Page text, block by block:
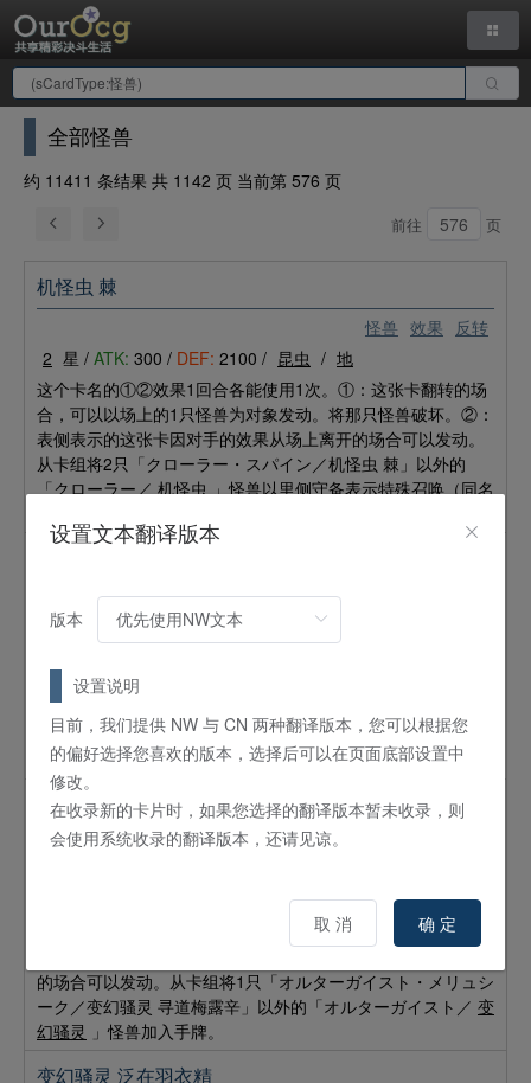
全部怪兽
约 11411 条结果 共 1142 页 当前第 576 页
前往 页
怪兽 效果 反转
机怪虫 棘
2 星 / ATK: 300 / DEF: 2100 / 昆虫 / 地
这个卡名的①②效果1回合各能使用1次。①：这张卡翻转的场
合，可以以场上的1只怪兽为对象发动。将那只怪兽破坏。②：
表侧表示的这张卡因对手的效果从场上离开的场合可以发动。
从卡组将2只「クローラー・スパイン／机怪虫 棘」以外的
「クローラー／机怪虫 」怪兽以里侧守备表示特殊召唤（同名
5 星 / ATK:0 /DEF:2400 / /
合，对手怪兽的攻击宣言时可以发动。将这张卡从手牌特殊召
唤，使那次攻击无效。②：这张卡特殊召唤成功的场合，可以
以对手场上的1张表侧表示的卡为对象发动。这只怪兽以表侧表
示存在期间，那张卡的效果无效。
变幻骚灵 寻道梅露辛
这个卡名的③效果1回合只能使用1次。①：这张卡可以直接攻
击。②：这张卡给予对手战斗伤害时，可以以对手场上的1张卡
的场合可以发动。从卡组将1只「オルターガイスト・メリュシ
ーク／变幻骚灵 寻道梅露辛」以外的「オルターガイスト／ 变
幻骚灵 」怪兽加入手牌。
变幻骚灵 泛在羽衣精
设置文本翻译版本
版本
设置说明
目前，我们提供 NW 与 CN 两种翻译版本，您可以根据您
的偏好选择您喜欢的版本，选择后可以在页面底部设置中
修改。
在收录新的卡片时，如果您选择的翻译版本暂未收录，则
会使用系统收录的翻译版本，还请见谅。
取 消 确 定